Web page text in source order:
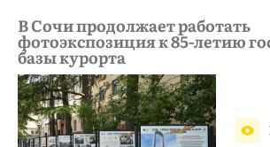
В Сочи продолжает работать
фотоэкспозиция к 85-летию
базы курорта